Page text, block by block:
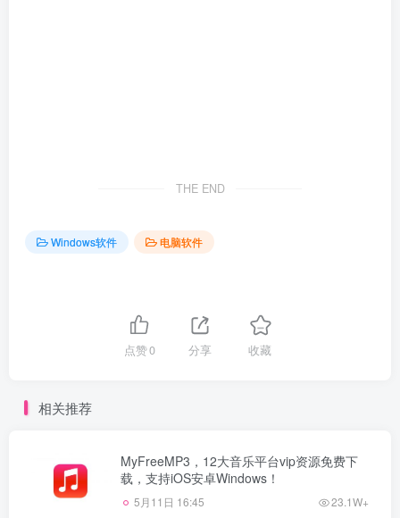
THE END
Windows软件 电脑软件
点赞0 分享 收藏
相关推荐
MyFreeMP3，12大音乐平台vip资源免费下
载，支持iOS安卓Windows！
5月11日 16:45 23.1W+